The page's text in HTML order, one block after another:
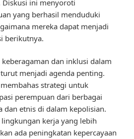
ini menyoroti
yang berhasil menduduki
mereka dapat menjadi
berikutnya.
dan inklusi dalam
menjadi agenda penting.
strategi untuk
perempuan dari berbagai
dan etnis di dalam kepolisian.
kerja yang lebih
ada peningkatan kepercayaan